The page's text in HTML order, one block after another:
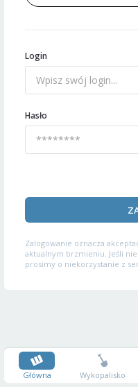
Login
Hasło
Zalogowanie oznacza
aktualnym brzmieniu. Jeśli
prosimy o niekorzystanie z
Główna Wykopalisko